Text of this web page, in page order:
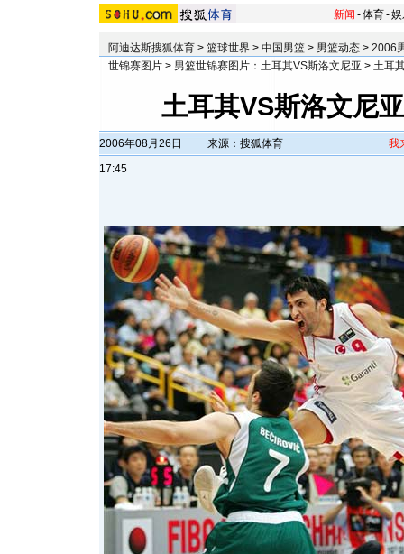
新闻 -体育-
阿迪达斯搜狐体育 > 篮球世界 > 中国男篮 > 男篮动态 > 2006
世锦赛图片 > 男篮世锦赛图片：土耳其VS斯洛文尼亚 > 土耳
土耳其VS斯洛文尼
2006年08月26日
17:45
来源：搜狐体育 我